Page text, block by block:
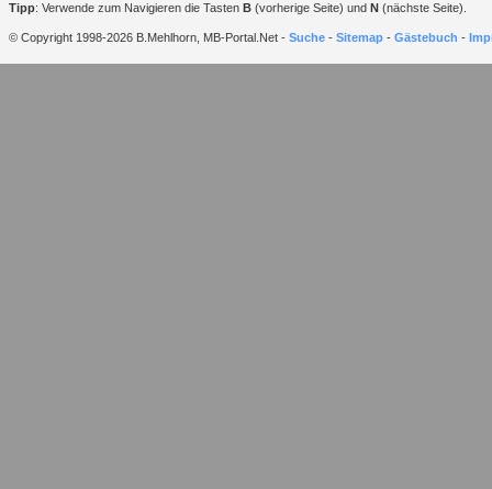
Tipp: Verwende zum Navigieren die Tasten B (vorherige Seite) und N (nächste Seite).
© Copyright 1998-2026 B.Mehlhorn, MB-Portal.Net - Suche - Sitemap - Gästebuch -